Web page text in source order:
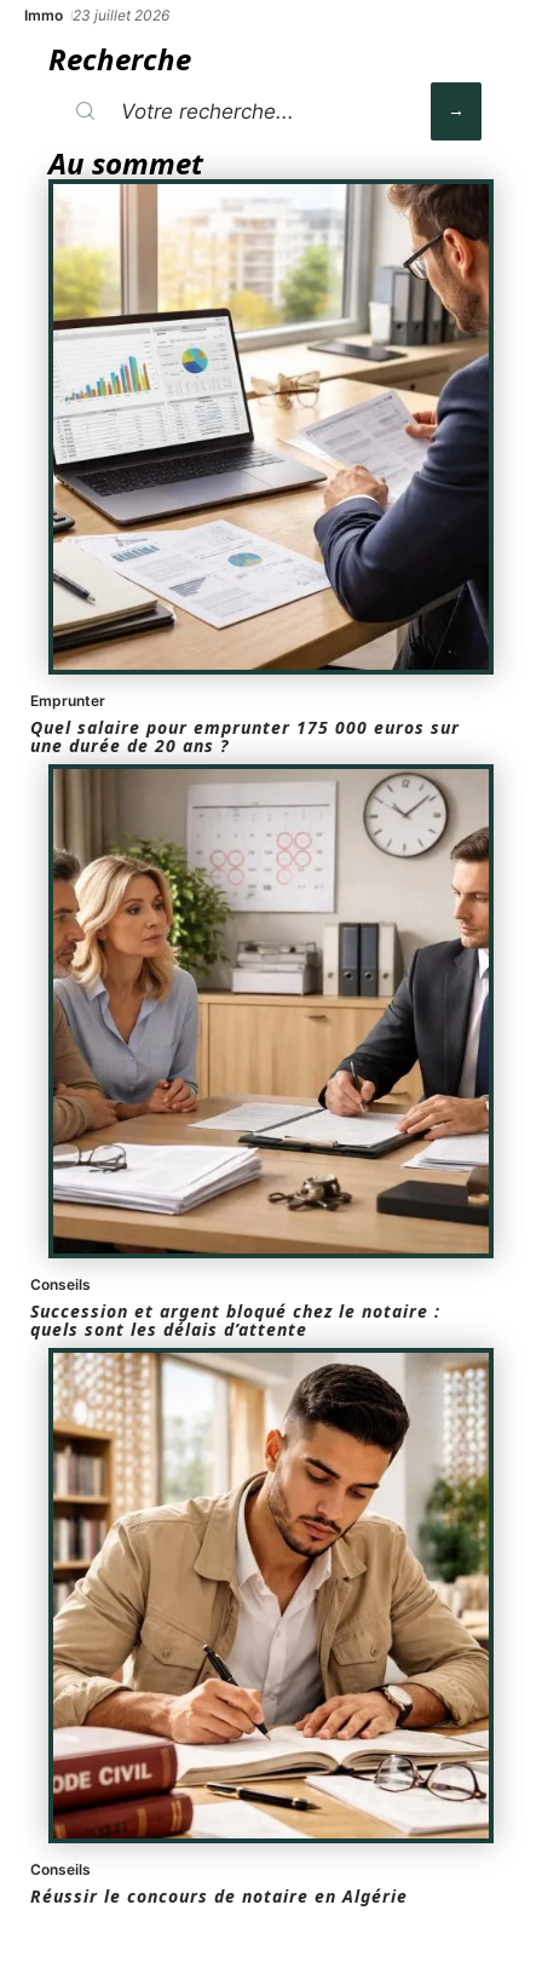
Immo 23 juillet 2026
Recherche
Au sommet
Emprunter
Quel salaire pour emprunter 175 000 euros sur
une durée de 20 ans ?
Conseils
Succession et argent bloqué chez le notaire :
quels sont les délais d’attente
Conseils
Réussir le concours de notaire en Algérie